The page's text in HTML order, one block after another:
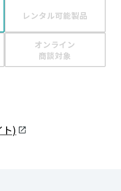
レンタル可能製品
オンライン
商談対象
)